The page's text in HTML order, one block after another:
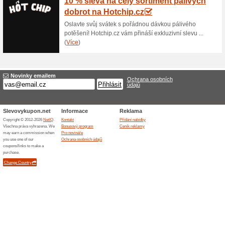
58 % sleva na Tray
100% fungovalo Akce
Tray Black Leaf Glass
Smoketown.cz se slevou.